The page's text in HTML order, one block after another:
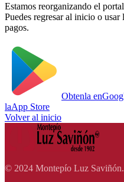
Estamos reorganizando el
Puedes regresar al inicio o
pagos.
Obtenla en
laApp Store
Volver al inicio
© 2024 Montepío Luz Saviñón.